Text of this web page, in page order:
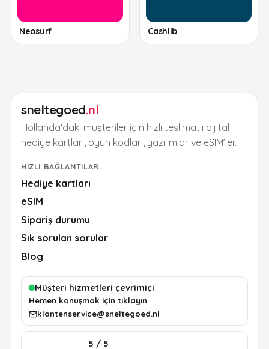
Neosurf Cashlib
sneltegoed.nl
Hollanda'daki müşteriler için hızlı teslimatlı dijital
hediye kartları, oyun kodları, yazılımlar ve eSIM’ler.
HIZLI BAĞLANTILAR
Hediye kartları
eSIM
Sipariş durumu
Sık sorulan sorular
Blog
Müşteri hizmetleri çevrimiçi
Hemen konuşmak için tıklayın
klantenservice@sneltegoed.nl
5 / 5